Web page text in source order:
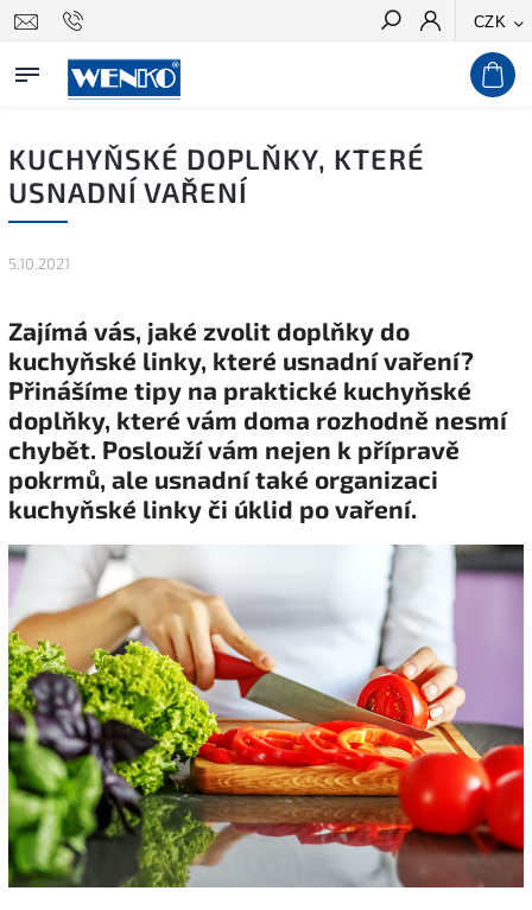
CZK
Hledat
KUCHYŇSKÉ DOPLŇKY, KTERÉ
USNADNÍ VAŘENÍ
5.10.2021
Zajímá vás, jaké zvolit doplňky do
kuchyňské linky, které usnadní vaření?
Přinášíme tipy na praktické kuchyňské
doplňky, které vám doma rozhodně nesmí
chybět. Poslouží vám nejen k přípravě
pokrmů, ale usnadní také organizaci
kuchyňské linky či úklid po vaření.